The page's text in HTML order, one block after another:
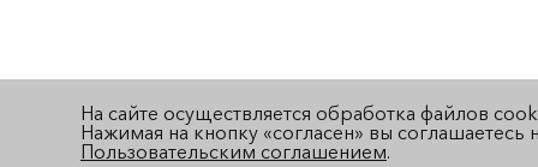
На сайте осуществляется обработка файлов
Нажимая на кнопку «согласен» вы соглашаетесь
Пользовательским соглашением.